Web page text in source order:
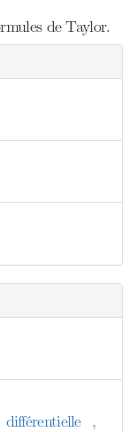
de Taylor.
,